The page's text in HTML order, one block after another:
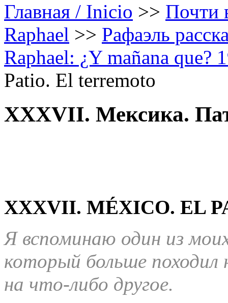
Главная / Inicio >> Почти
Raphael >> Рафаэль
Raphael: ¿Y mañana que?
Patio. El terremoto
XXXVII. Мексика.
XXXVII. MÉXICO. EL
Я вспоминаю один из
который больше
на что-либо другое.